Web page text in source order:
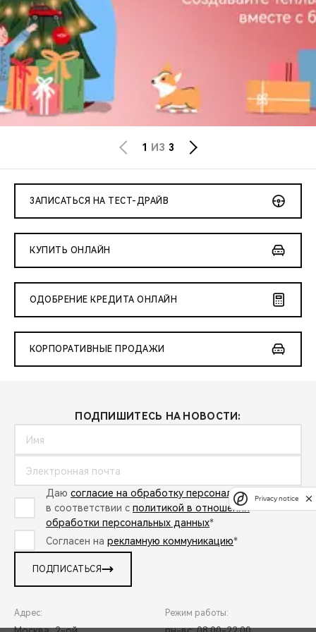
CHERY И СПОРТ
НАШИ МЕРОПРИЯТИЯ
ВИДЕООБЗОРЫ
1 ИЗ 3
ЗАПИСАТЬСЯ НА ТЕСТ-ДРАЙВ
КУПИТЬ ОНЛАЙН
ОДОБРЕНИЕ КРЕДИТА ОНЛАЙН
КОРПОРАТИВНЫЕ ПРОДАЖИ
ПОДПИШИТЕСЬ НА НОВОСТИ:
Даю согласие на обработку персональных данных
в соответствии с политикой в отношении
обработки персональных данных*
Согласен на рекламную коммуникацию*
ПОДПИСАТЬСЯ
Адрес: Режим работы:
Privacy notice